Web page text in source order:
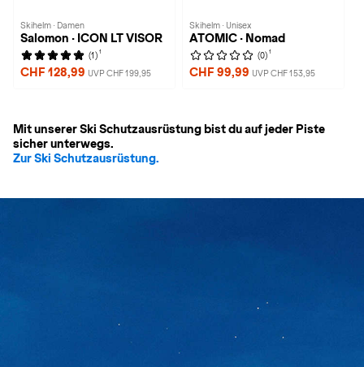
Skihelm · Damen
Salomon · ICON LT VISOR
(1) 1
CHF 128,99 UVP CHF 199,95
Skihelm · Unisex
ATOMIC · Nomad
(0) 1
CHF 99,99 UVP CHF 153,95
Mit unserer Ski Schutzausrüstung bist du auf jeder Piste
sicher unterwegs.
Zur Ski Schutzausrüstung.